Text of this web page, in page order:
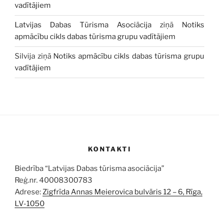
vadītājiem
Latvijas Dabas Tūrisma Asociācija ziņā Notiks
apmācību cikls dabas tūrisma grupu vadītājiem
Silvija ziņā Notiks apmācību cikls dabas tūrisma grupu
vadītājiem
KONTAKTI
Biedrība “Latvijas Dabas tūrisma asociācija”
Reģ.nr. 40008300783
Adrese:Zigfrīda Annas Meierovica bulvāris 12 – 6, Rīga,
LV-1050